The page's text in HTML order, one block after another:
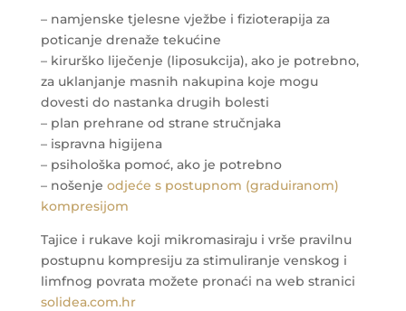
– namjenske tjelesne vježbe i fizioterapija za
poticanje drenaže tekućine
– kirurško liječenje (liposukcija), ako je potrebno,
za uklanjanje masnih nakupina koje mogu
dovesti do nastanka drugih bolesti
– plan prehrane od strane stručnjaka
– ispravna higijena
– psihološka pomoć, ako je potrebno
– nošenje odjeće s postupnom (graduiranom)
kompresijom
Tajice i rukave koji mikromasiraju i vrše pravilnu
postupnu kompresiju za stimuliranje venskog i
limfnog povrata možete pronaći na web stranici
solidea.com.hr